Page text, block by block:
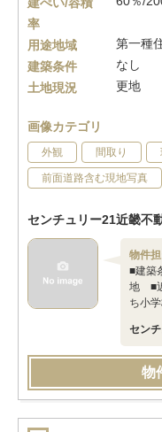
率
用途地域
第一種
建築条件
なし
土地現況
更地
画像カテゴリ
外観 間取り
前面道路含む現地写真
センチュリー21近畿不
物件
■建築
地 ■
ち小
セン
物